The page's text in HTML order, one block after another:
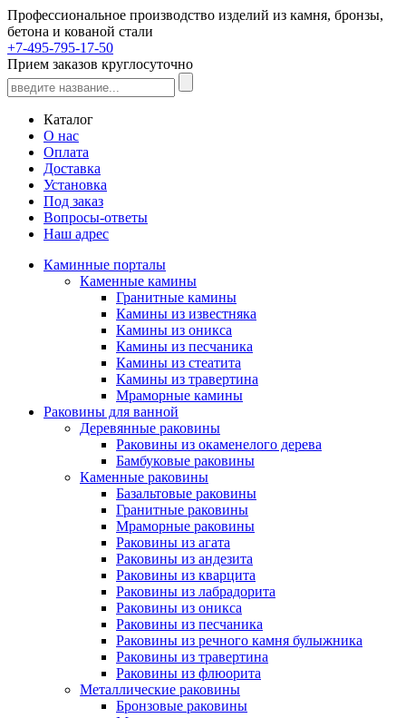
Профессиональное производство изделий из камня, бронзы,
бетона и кованой стали
+7-495-795-17-50
Прием заказов круглосуточно
Каталог
О нас
Оплата
Доставка
Установка
Под заказ
Вопросы-ответы
Наш адрес
Каминные порталы
Каменные камины
Гранитные камины
Камины из известняка
Камины из оникса
Камины из песчаника
Камины из стеатита
Камины из травертина
Мраморные камины
Раковины для ванной
Деревянные раковины
Раковины из окаменелого дерева
Бамбуковые раковины
Каменные раковины
Базальтовые раковины
Гранитные раковины
Мраморные раковины
Раковины из агата
Раковины из андезита
Раковины из кварцита
Раковины из лабрадорита
Раковины из оникса
Раковины из песчаника
Раковины из речного камня булыжника
Раковины из травертина
Раковины из флюорита
Металлические раковины
Бронзовые раковины